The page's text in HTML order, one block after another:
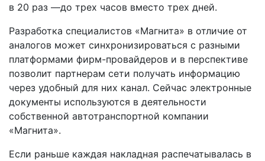
в 20 раз —до трех часов вместо трех дней.
Разработка специалистов «Магнита» в отличие от
аналогов может синхронизироваться с разными
платформами фирм-провайдеров и в перспективе
позволит партнерам сети получать информацию
через удобный для них канал. Сейчас электронные
документы используются в деятельности
собственной автотранспортной компании
«Магнита».
Если раньше каждая накладная распечатывалась в